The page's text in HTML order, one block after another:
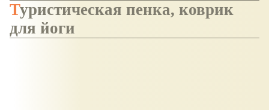
Туристическая пенка, коврик
для йоги